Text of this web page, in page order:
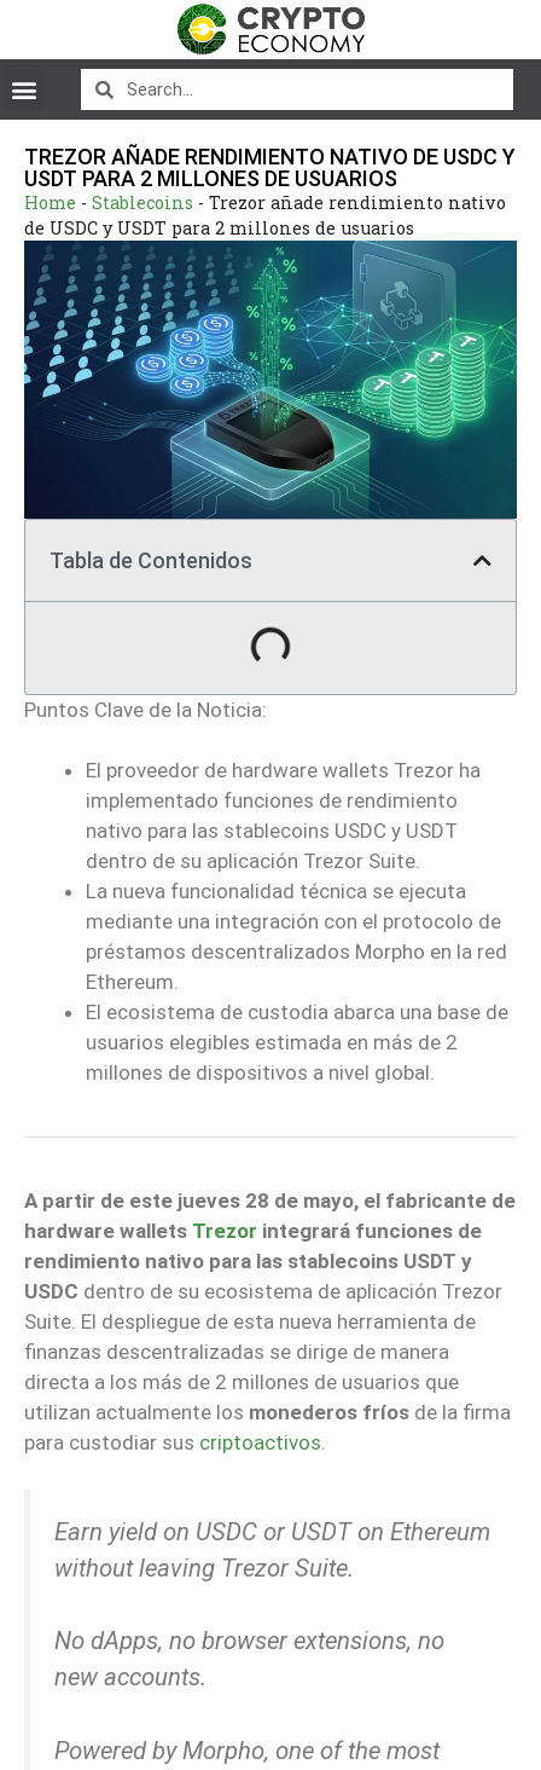
TREZOR AÑADE RENDIMIENTO NATIVO DE USDC Y
USDT PARA 2 MILLONES DE USUARIOS
Home - Stablecoins - Trezor añade rendimiento nativo
de USDC y USDT para 2 millones de usuarios
Tabla de Contenidos
Puntos Clave de la Noticia:
El proveedor de hardware wallets Trezor ha
implementado funciones de rendimiento
nativo para las stablecoins USDC y USDT
dentro de su aplicación Trezor Suite.
La nueva funcionalidad técnica se ejecuta
mediante una integración con el protocolo de
préstamos descentralizados Morpho en la red
Ethereum.
El ecosistema de custodia abarca una base de
usuarios elegibles estimada en más de 2
millones de dispositivos a nivel global.
A partir de este jueves 28 de mayo, el fabricante de
hardware wallets Trezor integrará funciones de
rendimiento nativo para las stablecoins USDT y
USDC dentro de su ecosistema de aplicación Trezor
Suite. El despliegue de esta nueva herramienta de
finanzas descentralizadas se dirige de manera
directa a los más de 2 millones de usuarios que
utilizan actualmente los monederos fríos de la firma
para custodiar sus criptoactivos.
Earn yield on USDC or USDT on Ethereum
without leaving Trezor Suite.
No dApps, no browser extensions, no
new accounts.
Powered by Morpho, one of the most